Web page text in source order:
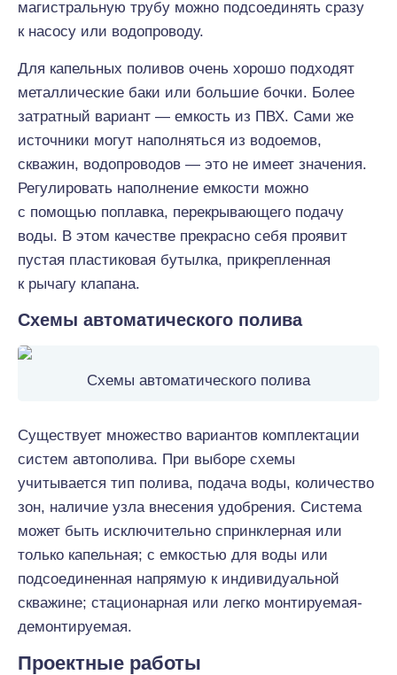
магистральную трубу можно подсоединять сразу
к насосу или водопроводу.
Для капельных поливов очень хорошо подходят
металлические баки или большие бочки. Более
затратный вариант — емкость из ПВХ. Сами же
источники могут наполняться из водоемов,
скважин, водопроводов — это не имеет значения.
Регулировать наполнение емкости можно
с помощью поплавка, перекрывающего подачу
воды. В этом качестве прекрасно себя проявит
пустая пластиковая бутылка, прикрепленная
к рычагу клапана.
Схемы автоматического полива
Схемы автоматического полива
Существует множество вариантов комплектации
систем автополива. При выборе схемы
учитывается тип полива, подача воды, количество
зон, наличие узла внесения удобрения. Система
может быть исключительно спринклерная или
только капельная; с емкостью для воды или
подсоединенная напрямую к индивидуальной
скважине; стационарная или легко монтируемая-
демонтируемая.
Проектные работы